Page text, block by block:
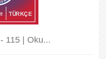
115 | Oku...